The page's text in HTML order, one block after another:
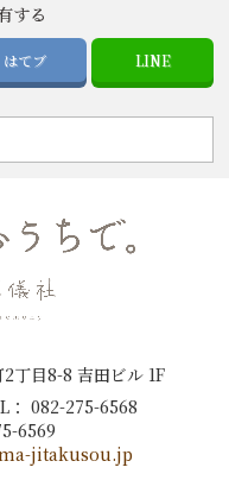
する
はてブ LINE
丁目8-8 吉田ビル 1F
： 082-275-6568
6569
jitakusou.jp